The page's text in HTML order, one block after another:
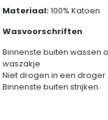
Materiaal:100% Katoen
Wasvoorschriften
Binnenste buiten wassen
waszakje
Niet drogen in een droger
Binnenste buiten strijken